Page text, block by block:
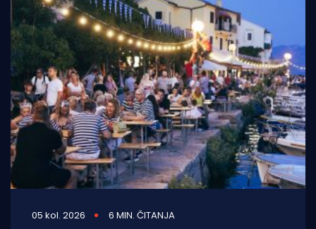
05 kol. 2026 6 MIN. ČITANJA